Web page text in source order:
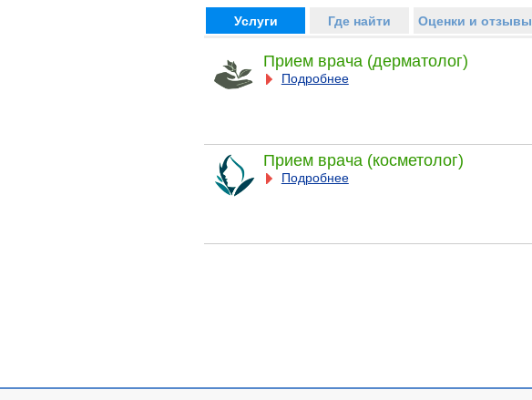
Услуги Где найти Оценки и отзывы
Прием врача (дерматолог)
Подробнее
Прием врача (косметолог)
Подробнее